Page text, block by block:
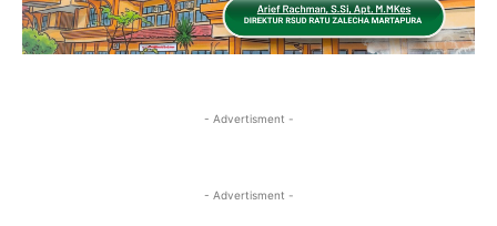
- Advertisment -
- Advertisment -